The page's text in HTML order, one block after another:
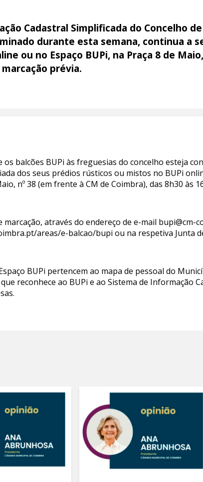
Cadastral Simplificada do Concelho
durante esta semana, continua a
ou no Espaço BUPi, na Praça 8 de
prévia.
balcões BUPi às freguesias do concelho esteja
dos seus prédios rústicos ou mistos no BUPi
nº 38 (em frente à CM de Coimbra), das 8h30 às
através do endereço de e-mail bupi@cm-
areas/e-balcao/bupi ou na respetiva Junta
BUPi pertencem ao mapa de pessoal do
reconhece ao BUPi e ao Sistema de Informação